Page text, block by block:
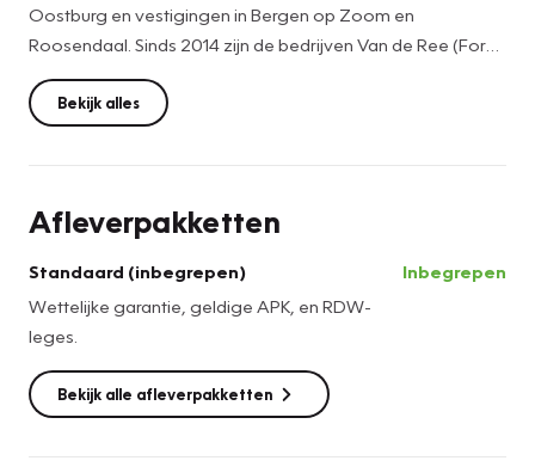
Oostburg en vestigingen in Bergen op Zoom en
Roosendaal. Sinds 2014 zijn de bedrijven Van de Ree (Ford)
en "Autobedrijf van den Bosse" (Peugeot en Renault)
samen gegaan onder één dak onder het label
"Vakgarage". Hiermee hebben we naast de expertise in de
andere automerken.
tot ziens in ons bedrijf in Oostburg.
Bekijk alles
Afleverpakketten
Standaard (inbegrepen)
Wettelijke garantie, geldige APK, en RDW-
leges.
Inbegrepen
Bekijk alle afleverpakketten